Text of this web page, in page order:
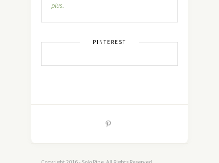
plus.
PINTEREST